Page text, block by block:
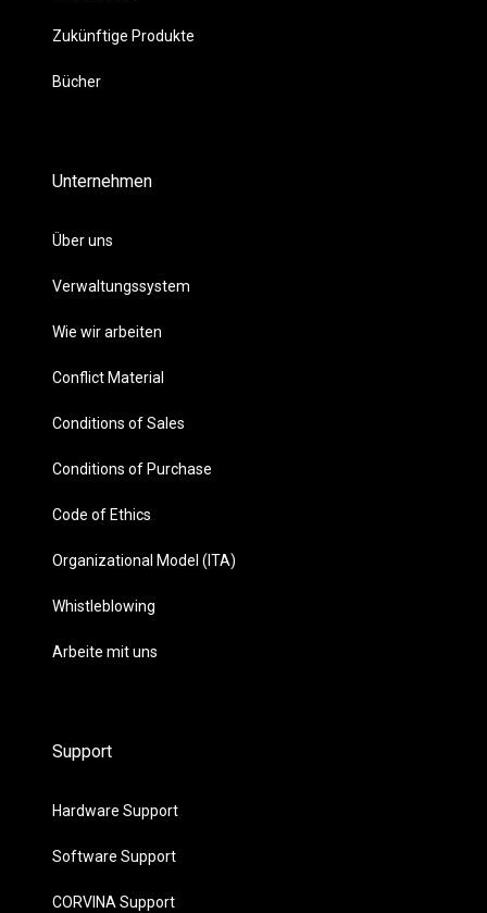
Zukünftige Produkte
Bücher
Unternehmen
Über uns
Verwaltungssystem
Wie wir arbeiten
Conflict Material
Conditions of Sales
Conditions of Purchase
Code of Ethics
Organizational Model (ITA)
Whistleblowing
Arbeite mit uns
Support
Hardware Support
Software Support
CORVINA Support